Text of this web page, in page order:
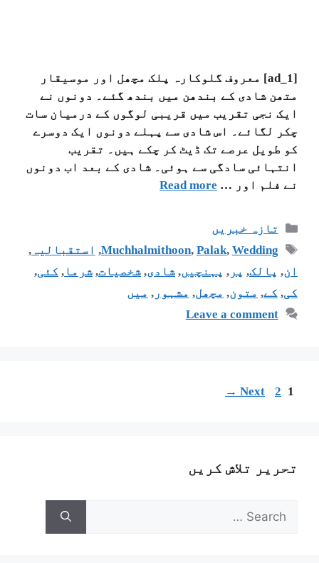
[ad_1] معروف گلوکارہ پلک مچھل اور موسیقار
متھن شادی کے بندھن میں بندھ گئے۔ دونوں نے
ایک نجی تقریب میں قریبی لوگوں کے درمیان سات
چکر لگائے۔ اس شادی سے پہلے دونوں ایک دوسرے
کو طویل عرصے تک ڈیٹ کر چکے ہیں۔ تقریب
انتہائی سادگی سے ہوئی۔ شادی کے بعد اب دونوں
نے فلم اور … Read more
تازہ خبریں
Muchhalmithoon, Palak, Wedding
, استقبالیہ,
ان, پالک, پر , پہنچیں, شادی, شخصیات, شرما , کئی,
کی, کے, متون, مچھل, مشہور , میں
Leave a comment
1
2
Next
→
تحریر تلاش کریں